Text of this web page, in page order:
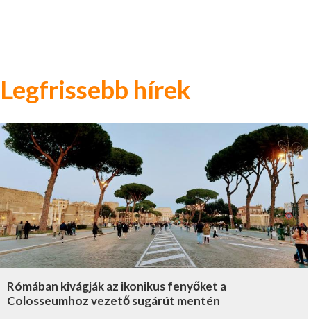
Legfrissebb hírek
Rómában kivágják az ikonikus fenyőket a
Colosseumhoz vezető sugárút mentén